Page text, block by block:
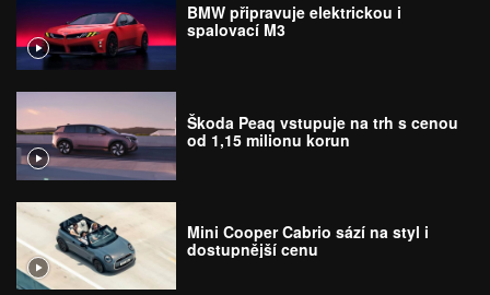
BMW připravuje elektrickou i
spalovací M3
Škoda Peaq vstupuje na trh s cenou
od 1,15 milionu korun
Mini Cooper Cabrio sází na styl i
dostupnější cenu